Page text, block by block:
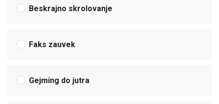
Beskrajno skrolovanje
Faks zauvek
Gejming do jutra